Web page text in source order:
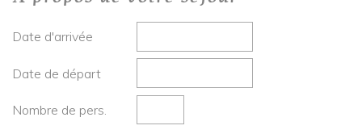
Date d'arrivée
Date de départ
Nombre de pers.